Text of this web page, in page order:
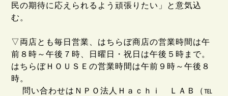
民の期待に応えられるよう頑張りたい」と意気込
む。
▽両店とも毎日営業、はちらぼ商店の営業時間は午
前８時～午後７時、日曜日・祝日は午後５時まで。
はちらぼＨＯＵＳＥの営業時間は午前９時～午後８
時。
問い合わせはＮＰＯ法人Ｈａｃｈｉ ＬＡＢ（℡